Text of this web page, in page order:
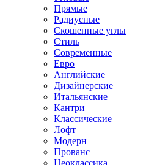
Прямые
Радиусные
Скошенные углы
Стиль
Современные
Евро
Английские
Дизайнерские
Итальянские
Кантри
Классические
Лофт
Модерн
Прованс
Неоклассика